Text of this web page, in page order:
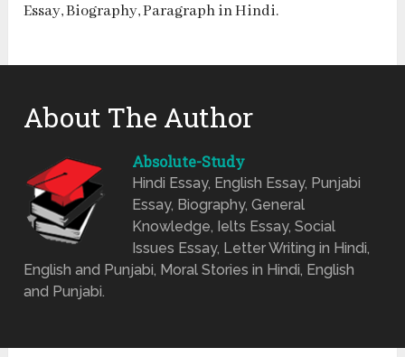
Essay, Biography, Paragraph in Hindi.
About The Author
Absolute-Study
Hindi Essay, English Essay, Punjabi
Essay, Biography, General
Knowledge, Ielts Essay, Social
Issues Essay, Letter Writing in Hindi,
English and Punjabi, Moral Stories in Hindi, English
and Punjabi.